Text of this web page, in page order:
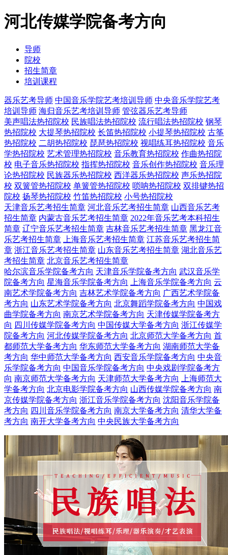
河北传媒学院备考方向
导师
院校
招生简章
培训课程
器乐艺考导师 中国音乐学院艺考培训导师 中央音乐学院艺考
培训导师 海归音乐艺考培训导师 管弦器乐艺考导师
美声唱法热招院校 民族唱法热招院校 流行唱法热招院校 钢琴
热招院校 大提琴热招院校 长笛热招院校 小提琴热招院校 古筝
热招院校 二胡热招院校 琵琶热招院校 视唱练耳热招院校 音乐
学热招院校 艺术管理热招院校 音乐教育热招院校 作曲热招院
校 电子音乐热招院校 指挥热招院校 音乐创作热招院校 音乐理
论热招院校 民族器乐热招院校 西洋器乐热招院校 声乐热招院
校 双簧管热招院校 单簧管热招院校 唢呐热招院校 双排键热招
院校 扬琴热招院校 竹笛热招院校 小号热招院校
天津音乐艺考招生简章 河北音乐艺考招生简章 山西音乐艺考
招生简章 内蒙古音乐艺考招生简章 2022年音乐艺考本科招生
简章 辽宁音乐艺考招生简章 吉林音乐艺考招生简章 黑龙江音
乐艺考招生简章
上海音乐艺考招生简章 江苏音乐艺考招生简
章 浙江音乐艺考招生简章 山东音乐艺考招生简章 湖北音乐艺
考招生简章 北京音乐艺考招生简章
哈尔滨音乐学院备考方向 天津音乐学院备考方向 武汉音乐学
院备考方向 星海音乐学院备考方向 上海音乐学院备考方向 云
南艺术学院备考方向 吉林艺术学院备考方向 广西艺术学院备
考方向 山东艺术学院备考方向 北京舞蹈学院备考方向 中国戏
曲学院备考方向 南京艺术学院备考方向 天津传媒学院备考方
向 四川传媒学院备考方向 中国传媒大学备考方向 浙江传媒学
院备考方向 河北传媒学院备考方向 北京师范大学备考方向 首
都师范大学备考方向 华东师范大学备考方向 湖南师范大学备
考方向 华中师范大学备考方向 西安音乐学院备考方向 中央音
乐学院备考方向 中国音乐学院备考方向 中央戏剧学院备考方
向 南京师范大学备考方向 天津师范大学备考方向
上海师范大
学备考方向 北京电影学院备考方向 山西传媒学院备考方向 南
京传媒学院备考方向 浙江音乐学院备考方向 沈阳音乐学院备
考方向 四川音乐学院备考方向 南京大学备考方向 清华大学备
考方向 南开大学备考方向 中央民族大学备考方向